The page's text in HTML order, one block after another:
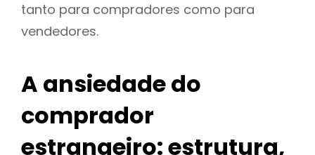
tanto para compradores como para
vendedores.
A ansiedade do
comprador
estrangeiro: estrutura,